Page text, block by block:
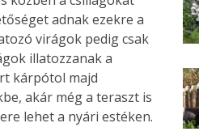
adnak ezekre a
virágok pedig csak
illatozzanak a
kárpótol majd
akár még a teraszt is
lehet a nyári estéken.